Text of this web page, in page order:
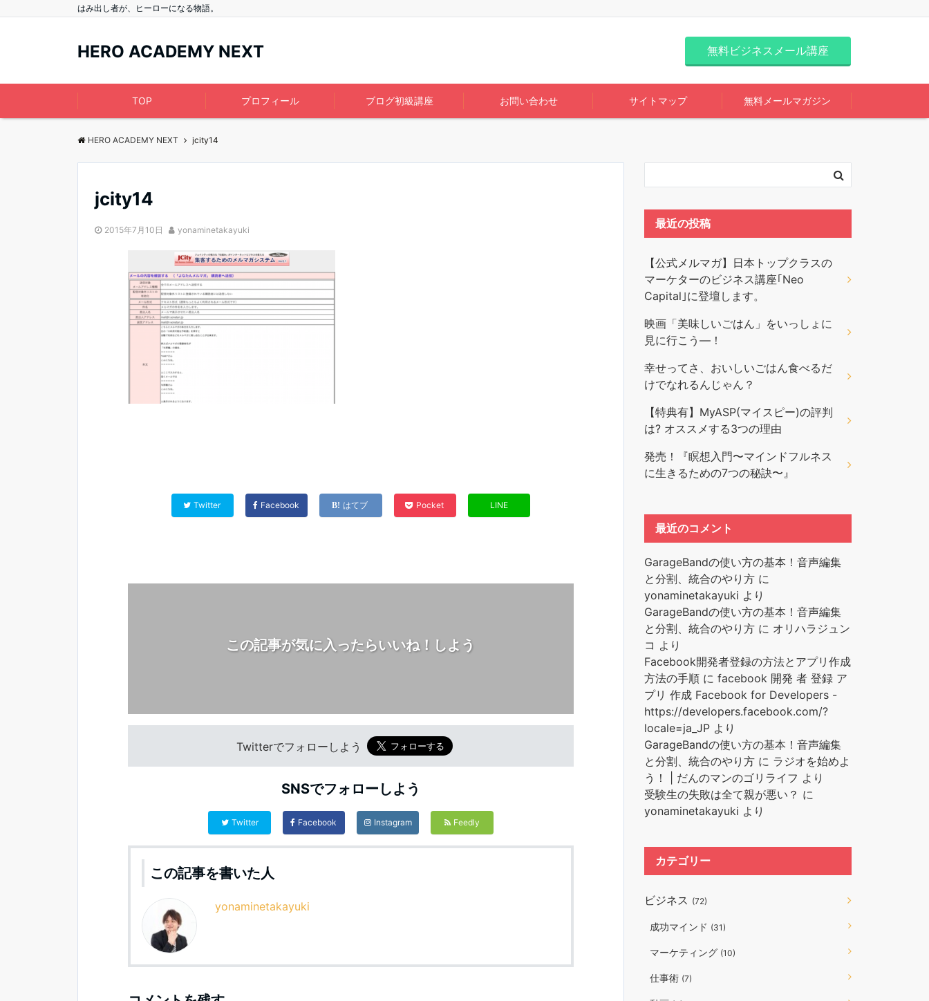
はみ出し者が、ヒーローになる物語。
HERO ACADEMY NEXT 無料ビジネスメール講座
TOP プロフィール ブログ初級講座 お問い合わせ サイトマップ 無料メールマガジン
HERO ACADEMY NEXT jcity14
jcity14
2015年7月10日 yonaminetakayuki
Twitter Facebook はてブ Pocket LINE
この記事が気に入ったらいいね！しよう
Twitterでフォローしよう
SNSでフォローしよう
Twitter Facebook Instagram Feedly
この記事を書いた人
yonaminetakayuki
最近の投稿
【公式メルマガ】日本トップクラスの
マーケターのビジネス講座｢Neo
Capital｣に登壇します。
映画「美味しいごはん」をいっしょに
見に行こう―！
幸せってさ、おいしいごはん食べるだ
けでなれるんじゃん？
【特典有】MyASP(マイスピー)の評判
は? オススメする3つの理由
発売！『瞑想入門〜マインドフルネス
に生きるための7つの秘訣〜』
最近のコメント
GarageBandの使い方の基本！音声編集
と分割、統合のやり方 に
yonaminetakayuki より
GarageBandの使い方の基本！音声編集
と分割、統合のやり方 に オリハラジュン
コ より
Facebook開発者登録の方法とアプリ作成
方法の手順 に facebook 開発 者 登録 ア
プリ 作成 Facebook for Developers -
https://developers.facebook.com/?
locale=ja_JP より
GarageBandの使い方の基本！音声編集
と分割、統合のやり方 に ラジオを始めよ
う！ | だんのマンのゴリライフ より
受験生の失敗は全て親が悪い？ に
yonaminetakayuki より
カテゴリー
ビジネス (72)
成功マインド (31)
マーケティング (10)
仕事術 (7)